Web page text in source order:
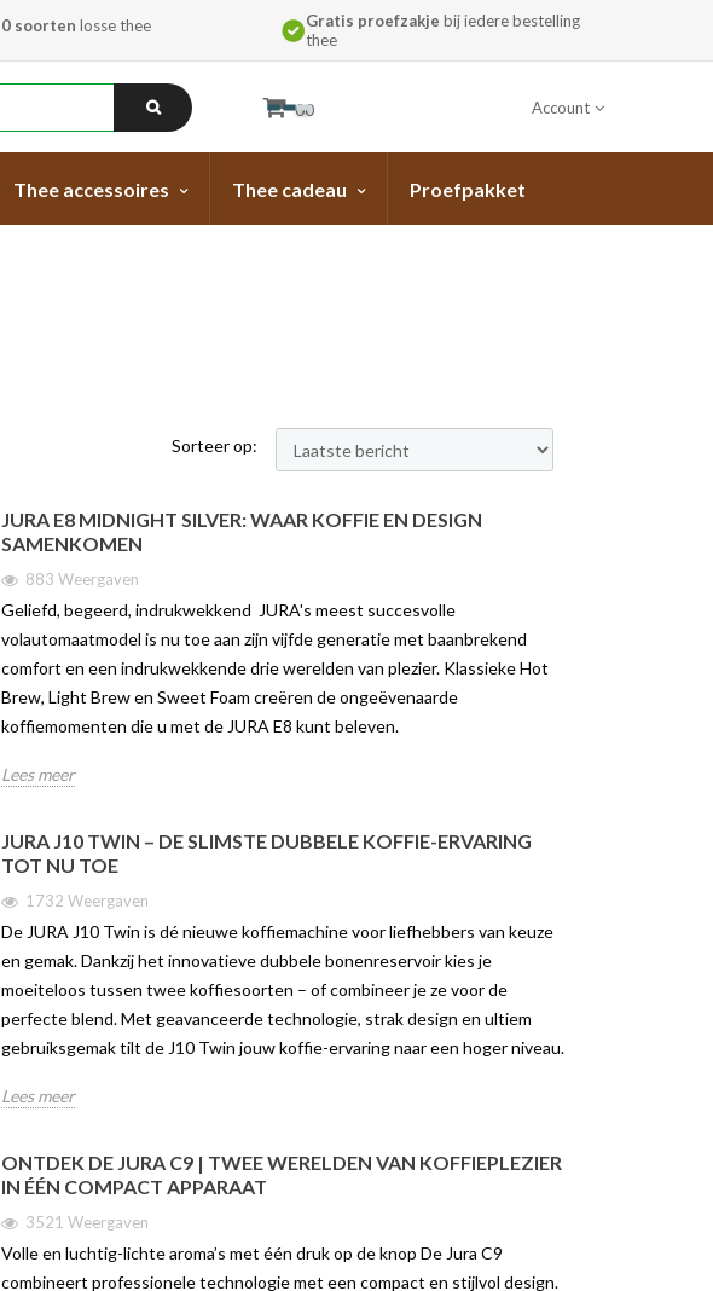
soorten losse thee Gratis proefzakje bij iedere bestelling
thee
00 Account
Thee accessoires Thee cadeau Proefpakket
TWEE
met
C9
Ontdek de Revolutie van Cold
Brew met de JURA GIGA
W10Echte Cold Brew met één
druk op de knopCold...
JURA C8 en S8: Welke
volautomatische...
Sorteer op:
JURA E8 MIDNIGHT SILVER: WAAR KOFFIE EN DESIGN
SAMENKOMEN
883 Weergaven
Geliefd, begeerd, indrukwekkend JURA's meest succesvolle
volautomaatmodel is nu toe aan zijn vijfde generatie met baanbrekend
comfort en een indrukwekkende drie werelden van plezier. Klassieke Hot
Brew, Light Brew en Sweet Foam creëren de ongeëvenaarde
koffiemomenten die u met de JURA E8 kunt beleven.
Lees meer
JURA J10 TWIN – DE SLIMSTE DUBBELE KOFFIE-ERVARING
TOT NU TOE
1732 Weergaven
De JURA J10 Twin is dé nieuwe koffiemachine voor liefhebbers van keuze
en gemak. Dankzij het innovatieve dubbele bonenreservoir kies je
moeiteloos tussen twee koffiesoorten – of combineer je ze voor de
perfecte blend. Met geavanceerde technologie, strak design en ultiem
gebruiksgemak tilt de J10 Twin jouw koffie-ervaring naar een hoger niveau.
Lees meer
ONTDEK DE JURA C9 | TWEE WERELDEN VAN KOFFIEPLEZIER
IN ÉÉN COMPACT APPARAAT
3521 Weergaven
Volle en luchtig-lichte aroma’s met één druk op de knop De Jura C9
combineert professionele technologie met een compact en stijlvol design.